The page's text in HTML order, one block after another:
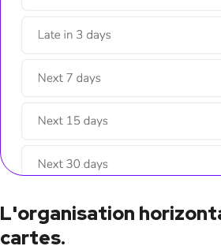
L'organisation
cartes.